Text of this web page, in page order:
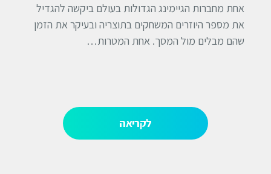
אחת מחברות הגיימינג הגדולות בעולם ביקשה להגדיל
את מספר היוזרים המשחקים בתוצריה ובעיקר את הזמן
שהם מבלים מול המסך. אחת המטרות…
לקריאה